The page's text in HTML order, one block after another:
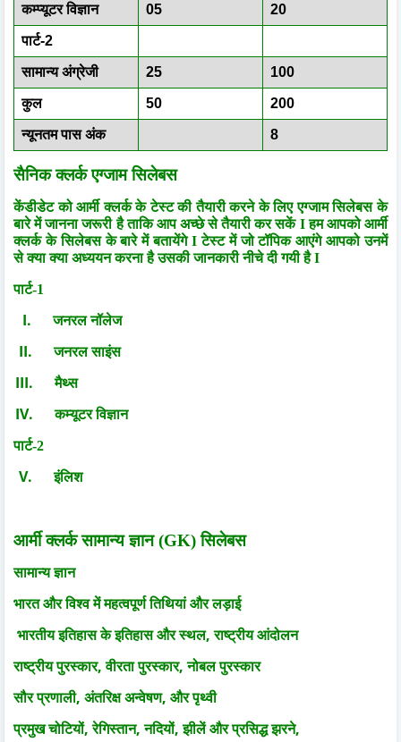
कम्प्यूटर विज्ञान 05 20
पार्ट-2
सामान्य अंग्रेजी 25 100
कुल 50 200
न्यूनतम पास अंक 8
सैनिक क्लर्क एग्जाम सिलेबस
केंडीडेट को आर्मी क्लर्क के टेस्ट की तैयारी करने के लिए एग्जाम सिलेबस के
बारे में जानना जरूरी है ताकि आप अच्छे से तैयारी कर सकें I हम आपको आर्मी
क्लर्क के सिलेबस के बारे में बतायेंगे I टेस्ट में जो टॉपिक आएंगे आपको उनमें
से क्या क्या अध्ययन करना है उसकी जानकारी नीचे दी गयी है I
पार्ट-1
I. जनरल नॉलेज
II. जनरल साइंस
III. मैथ्स
IV. कम्यूटर विज्ञान
पार्ट-2
V. इंलिश
आर्मी क्लर्क सामान्य ज्ञान (GK) सिलेबस
सामान्य ज्ञान
भारत और विश्व में महत्वपूर्ण तिथियां और लड़ाई
भारतीय इतिहास के इतिहास और स्थल,राष्ट्रीय आंदोलन
राष्ट्रीय पुरस्कार,वीरता पुरस्कार,नोबल पुरस्कार
सौर प्रणाली, अंतरिक्ष अन्वेषण, और पृथ्वी
प्रमुख चोटियों,रेगिस्तान,नदियों,झीलें और प्रसिद्ध झरने,